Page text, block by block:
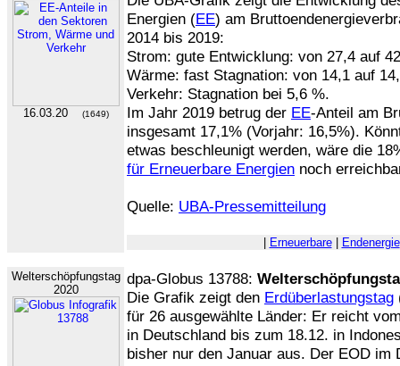
16.03.20 (1649)
Energien (EE) am
2014 bis 2019:
Strom: gute Entwicklung: von 27,4 auf
Wärme: fast Stagnation: von 14,1 auf
Verkehr: Stagnation bei 5,6 %.
Im Jahr 2019 betrug der EE-Anteil am
insgesamt 17,1% (Vorjahr: 16,5%).
etwas beschleunigt werden, wäre die
für Erneuerbare Energien noch
Quelle: UBA-Pressemitteilung
Erneuerbare| Endenergie
Welterschöpfungstag
2020
dpa-Globus 13788:
Die Grafik zeigt den Erdüberlastungstag
für 26 ausgewählte Länder: Er reicht
in Deutschland bis zum 18.12. in
bisher nur den Januar aus. Der EOD im